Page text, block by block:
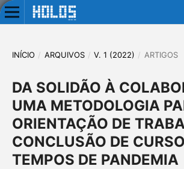
INÍCIO / ARQUIVOS / V. 1 (2022) / ARTIGOS
DA SOLIDÃO À
UMA METODOLOGIA
ORIENTAÇÃO DE
CONCLUSÃO DE
TEMPOS DE PANDEMIA